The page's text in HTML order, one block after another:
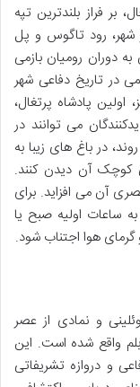
بر فراز بلندترین تپه
شهر، رود تاگوس و پل
دوران رومیان بازمی
در تاریخ دفاعی شهر
اولین پادشاه پرتغال،
می توانند در
در باغ های زیبا به
کوچک آن دیدن کنند.
آن می افزاید. برای
ساعات اولیه صبح یا
گرمای هوا اجتناب شود.
و نمادی از عصر
واقع شده است. این
و دروازه تشریفاتی